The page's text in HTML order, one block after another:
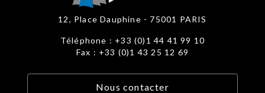
12, Place Dauphine - 75001 PARIS
Téléphone : +33 (0)1 44 41 99 10
Fax : +33 (0)1 43 25 12 69
Nous contacter